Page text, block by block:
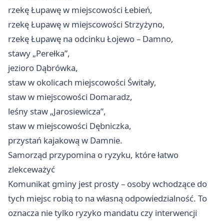
rzekę Łupawę w miejscowości Łebień,
rzekę Łupawę w miejscowości Strzyżyno,
rzekę Łupawę na odcinku Łojewo – Damno,
stawy „Perełka”,
jezioro Dąbrówka,
staw w okolicach miejscowości Świtały,
staw w miejscowości Domaradz,
leśny staw „Jarosiewicza”,
staw w miejscowości Dębniczka,
przystań kajakową w Damnie.
Samorząd przypomina o ryzyku, które łatwo
zlekceważyć
Komunikat gminy jest prosty – osoby wchodzące do
tych miejsc robią to na własną odpowiedzialność. To
oznacza nie tylko ryzyko mandatu czy interwencji